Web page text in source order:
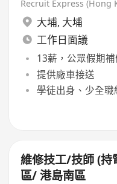
Recruit Express (Hong
大埔, 大埔
工作日面議
13薪，公眾假期補
提供廠車接送
學徒出身、少全
維修技工/技師 (持
區/ 港島南區